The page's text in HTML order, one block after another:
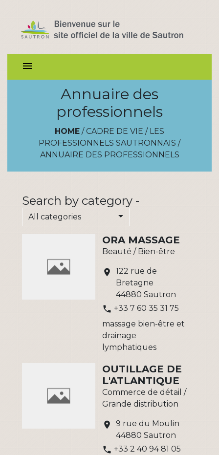
menu
Annuaire des
professionnels
HOME / CADRE DE VIE / LES
PROFESSIONNELS SAUTRONNAIS /
ANNUAIRE DES PROFESSIONNELS
Search by category -
All categories
ORA MASSAGE
Beauté / Bien-être
location_on
122 rue de
Bretagne
44880 Sautron
phone +33 7 60 35 31 75
massage bien-être et
drainage
lymphatiques
OUTILLAGE DE
L'ATLANTIQUE
Commerce de détail /
Grande distribution
location_on
9 rue du Moulin
44880 Sautron
phone +33 2 40 94 81 05